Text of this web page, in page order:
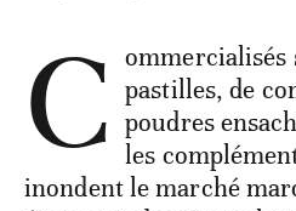
C ommercialisés
pastilles, de
poudres
les
inondent le marché